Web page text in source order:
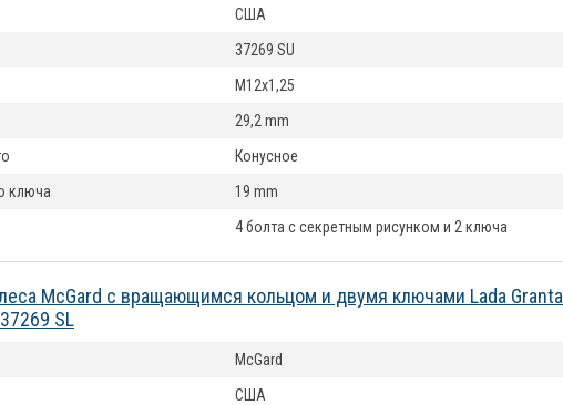
США
37269 SU
M12x1,25
29,2 mm
Конусное
ключа
19 mm
4 болта с секретным рисунком и 2 ключа
McGard с вращающимся кольцом и двумя ключами Lada Granta
SL
McGard
США